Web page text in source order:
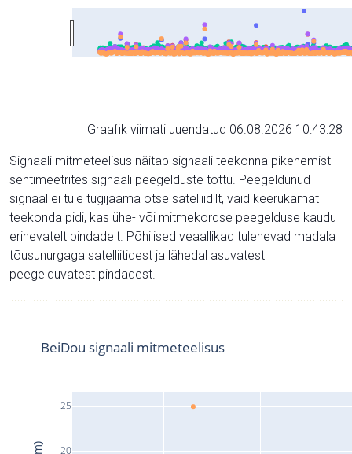
Graafik viimati uuendatud 06.08.2026 10:43:28
Signaali mitmeteelisus näitab signaali teekonna pikenemist
sentimeetrites signaali peegelduste tõttu. Peegeldunud
signaal ei tule tugijaama otse satelliidilt, vaid keerukamat
teekonda pidi, kas ühe- või mitmekordse peegelduse kaudu
erinevatelt pindadelt. Põhilised veaallikad tulenevad madala
tõusunurgaga satelliitidest ja lähedal asuvatest
peegelduvatest pindadest.
20
25
BeiDou signaali mitmeteelisus